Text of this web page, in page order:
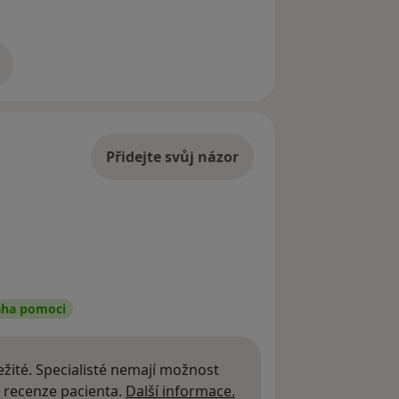
Přidejte svůj názor
pomoci
Specialisté nemají možnost
pacienta. Další informace.